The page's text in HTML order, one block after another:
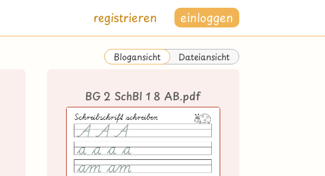
registrieren einloggen
Blogansicht Dateiansicht
BG 2 SchBl 1 8 AB.pdf